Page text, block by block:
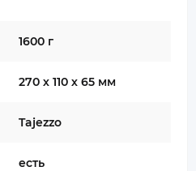
1600 г
270 х 110 х 65 мм
Tajezzo
есть